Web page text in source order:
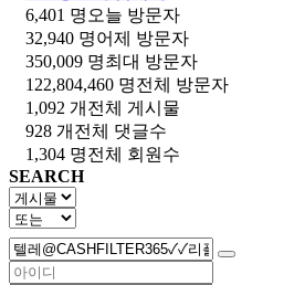
6,401 명 오늘 방문자
32,940 명어제 방문자
350,009 명최대 방문자
122,804,460 명전체 방문자
1,092 개 전체 게시물
928 개 전체 댓글수
1,304 명전체 회원수
SEARCH